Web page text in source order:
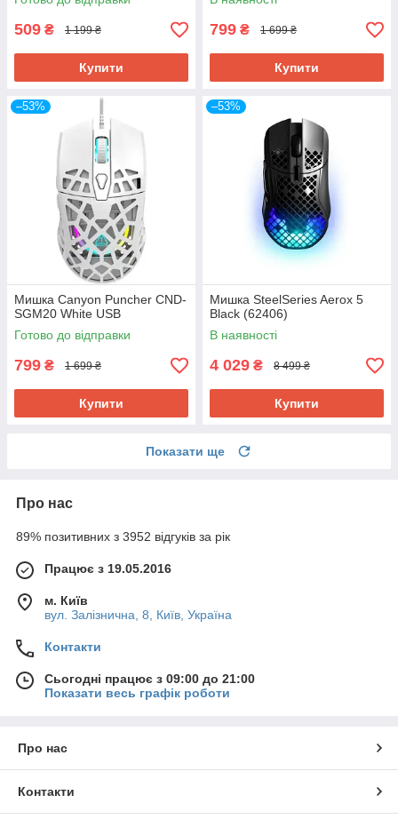
509 ₴ 1 199 ₴
Купити
799 ₴ 1 699 ₴
Купити
–53%
Мишка Canyon Puncher CND-
SGM20 White USB
Готово до відправки
799 ₴ 1 699 ₴
Купити
–53%
Мишка SteelSeries Aerox 5
Black (62406)
В наявності
4 029 ₴ 8 499 ₴
Купити
Показати ще
Про нас
89% позитивних з 3952 відгуків за рік
Працює з 19.05.2016
м. Київ
вул. Залізнична, 8, Київ, Україна
Контакти
Сьогодні працює з 09:00 до 21:00
Показати весь графік роботи
Про нас
Контакти